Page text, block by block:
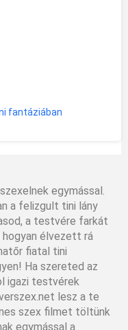
fantáziában
egymással.
a felizgult tini lány
a testvére farkát
hogyan élvezett rá
fiatal tini
Ha szereted az
igazi testvérek
lesz a te
szex filmet töltünk
egymással a